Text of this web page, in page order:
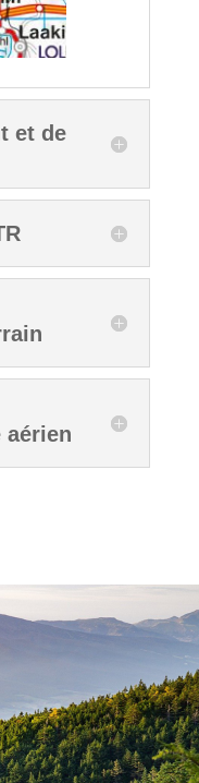
et de
aérien